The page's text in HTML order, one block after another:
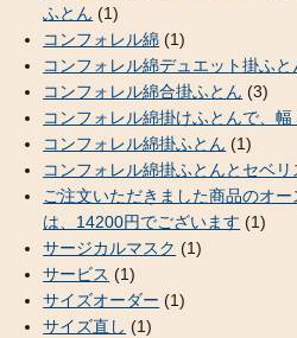
ふとん (1)
コンフォレル綿 (1)
コンフォレル綿デュエット掛ふと
コンフォレル綿合掛ふとん (3)
コンフォレル綿掛けふとんで、
コンフォレル綿掛ふとん (1)
コンフォレル綿掛ふとんとセベ
ご注文いただきました商品のオ
は、14200円でございます (1)
サージカルマスク (1)
サービス (1)
サイズオーダー (1)
サイズ直し (1)